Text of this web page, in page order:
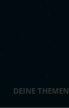
DEINE THEMEN